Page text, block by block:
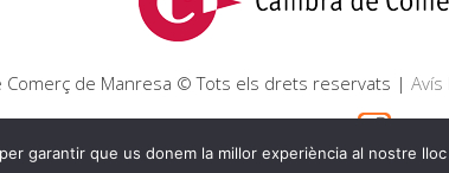
Comerç de Manresa © Tots els drets reservats | Avís
garantir que us donem la millor experiència al nostre